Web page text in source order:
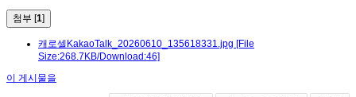
첨부 [1]
캐로셀KakaoTalk_20260610_135618331.jpg [File
Size:268.7KB/Download:46]
이 게시물을